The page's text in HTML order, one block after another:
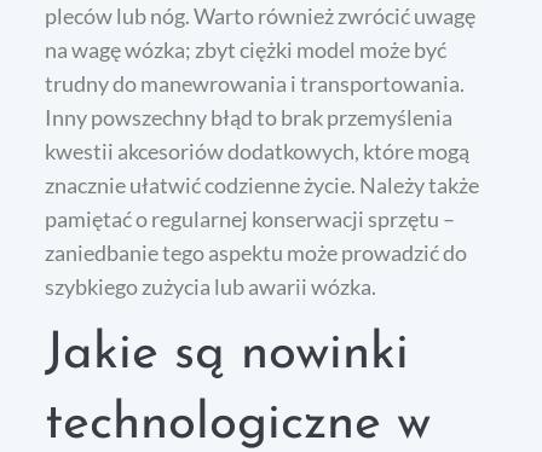
pleców lub nóg. Warto również zwrócić uwagę
na wagę wózka; zbyt ciężki model może być
trudny do manewrowania i transportowania.
Inny powszechny błąd to brak przemyślenia
kwestii akcesoriów dodatkowych, które mogą
znacznie ułatwić codzienne życie. Należy także
pamiętać o regularnej konserwacji sprzętu –
zaniedbanie tego aspektu może prowadzić do
szybkiego zużycia lub awarii wózka.
Jakie są nowinki
technologiczne w